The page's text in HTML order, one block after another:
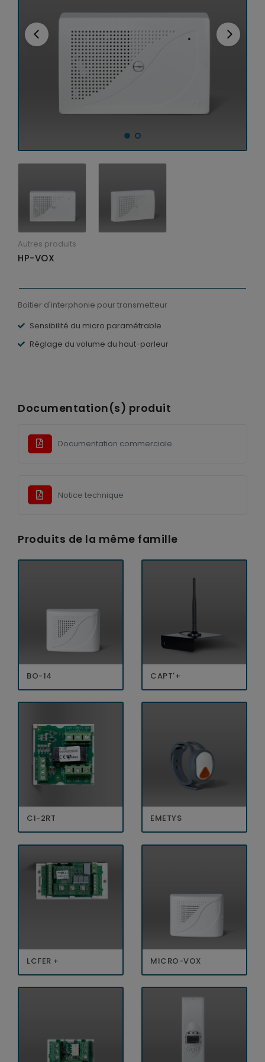
Sirènes intérieures
Autres produits
Autres produits
HP-VOX
Boitier d'interphonie pour transmetteur
Sensibilité du micro paramétrable
Réglage du volume du haut-parleur
Documentation(s) produit
Documentation commerciale
Notice technique
Produits de la même famille
BO-14 CAPT'+
CI-2RT EMETYS
LCFER + MICRO-VOX